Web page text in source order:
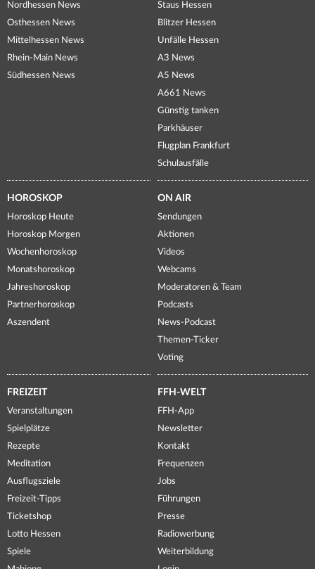
Nordhessen News
Osthessen News
Mittelhessen News
Rhein-Main News
Südhessen News
Staus Hessen
Blitzer Hessen
Unfälle Hessen
A3 News
A5 News
A661 News
Günstig tanken
Parkhäuser
Flugplan Frankfurt
Schulausfälle
HOROSKOP
Horoskop Heute
Horoskop Morgen
Wochenhoroskop
Monatshoroskop
Jahreshoroskop
Partnerhoroskop
Aszendent
ON AIR
Sendungen
Aktionen
Videos
Webcams
Moderatoren & Team
Podcasts
News-Podcast
Themen-Ticker
Voting
FREIZEIT
Veranstaltungen
Spielplätze
Rezepte
Meditation
Ausflugsziele
Freizeit-Tipps
Ticketshop
Lotto Hessen
Spiele
FFH-WELT
FFH-App
Newsletter
Kontakt
Frequenzen
Jobs
Führungen
Presse
Radiowerbung
Weiterbildung